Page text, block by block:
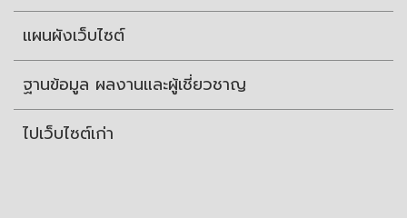
แผนผังเว็บไซต์
ฐานข้อมูล ผลงานและผู้เชี่ยวชาญ
ไปเว็บไซต์เก่า